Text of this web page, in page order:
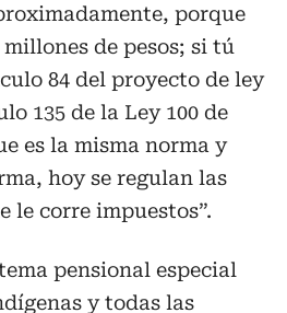
porque
millones de pesos; si tú
84 del proyecto de ley
135 de la Ley 100 de
es la misma norma y
hoy se regulan las
le corre impuestos”.
pensional especial
y todas las